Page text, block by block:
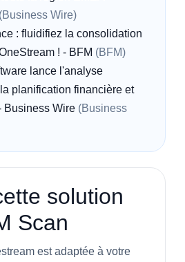
(Business Wire)
: fluidifiez la consolidation
! - BFM (BFM)
lance l'analyse
planification financière et
Business Wire (Business
solution
Scan
est adaptée à votre